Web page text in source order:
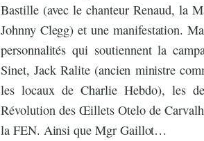
Bastille (avec le chanteur Renaud, la
Johnny Clegg) et une manifestation.
personnalités qui soutiennent la
Sinet, Jack Ralite (ancien ministre
les locaux de Charlie Hebdo), les
Révolution des Œillets Otelo de
la FEN. Ainsi que Mgr Gaillot…